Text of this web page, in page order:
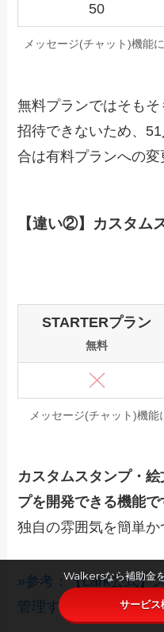
50
メッセージ(チャット)機能
無料プランではそも
招待できないため、
合は有料プランへの変
【違い②】カスタム
STARTERプラン
無料
メッセージ(チャット)機
カスタムスタンプ・
プを開発できる機能で
独自の雰囲気を簡単か
»参考：【Lark公式】
管理する
Walkersなら補助金
サービス